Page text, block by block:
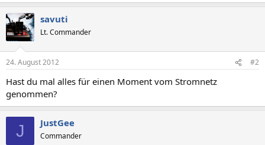
savuti
Lt. Commander
24. August 2012 #2
Hast du mal alles für einen Moment vom Stromnetz
genommen?
J JustGee
Commander